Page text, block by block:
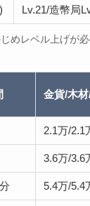
Lv.21/造幣局
めレベル上げが
金貨/木
2.1万/2.1
3.6万/3.6
5.4万/5.4